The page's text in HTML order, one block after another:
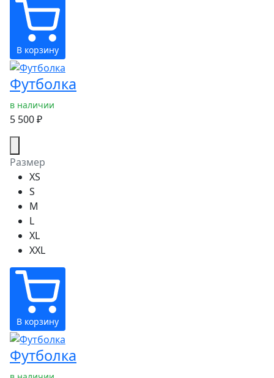
В корзину
Футболка
в наличии
5 500 ₽
Размер
XS
S
M
L
XL
XXL
В корзину
Футболка